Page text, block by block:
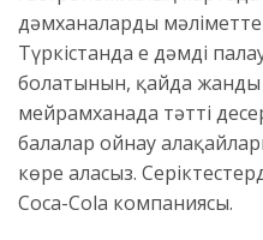
дәмханалардың
Түркістанда ең дәмді
болатынын, қайда
мейрамханада тәтті
балалар ойнау
көре аласыз.
Coca-Cola компаниясы.